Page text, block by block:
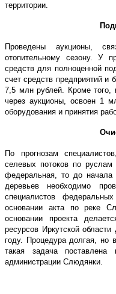
территории.
Проведены аукционы,
отопительному сезону. У
средств для полноценной
счет средств предприятий и
7,5 млн рублей. Кроме
через аукционы, освоен 1
оборудования и принятия
По прогнозам
селевых потоков по руслам
федеральная, то до начала
деревьев необходимо
специалистов
основании акта по реке
основании проекта
ресурсов Иркутской
году. Процедура долгая, но
такая задача поставлена
администрации Слюдянки.